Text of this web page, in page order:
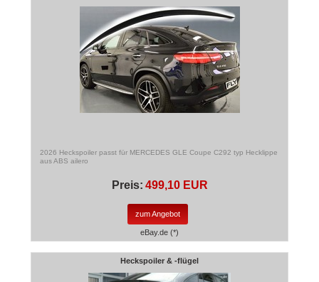
2026 Heckspoiler passt für MERCEDES GLE Coupe C292 typ Hecklippe
aus ABS ailero
Preis: 499,10 EUR
zum Angebot
eBay.de (*)
Heckspoiler & -flügel